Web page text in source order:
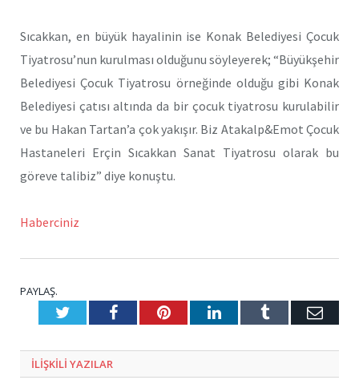
Sıcakkan, en büyük hayalinin ise Konak Belediyesi Çocuk
Tiyatrosu’nun kurulması olduğunu söyleyerek; “Büyükşehir
Belediyesi Çocuk Tiyatrosu örneğinde olduğu gibi Konak
Belediyesi çatısı altında da bir çocuk tiyatrosu kurulabilir
ve bu Hakan Tartan’a çok yakışır. Biz Atakalp&Emot Çocuk
Hastaneleri Erçin Sıcakkan Sanat Tiyatrosu olarak bu
göreve talibiz” diye konuştu.
Haberciniz
PAYLAŞ.
TwitterFacebookPinterestLinkedInTumblr E-
ILIŞKILI YAZILAR